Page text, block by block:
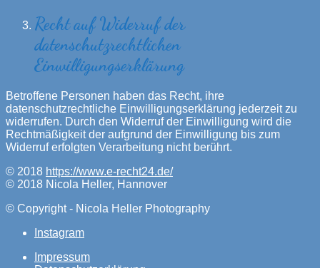
Recht auf Widerruf der
datenschutzrechtlichen
Einwilligungserklärung
Betroffene Personen haben das Recht, ihre
datenschutzrechtliche Einwilligungserklärung jederzeit zu
widerrufen. Durch den Widerruf der Einwilligung wird die
Rechtmäßigkeit der aufgrund der Einwilligung bis zum
Widerruf erfolgten Verarbeitung nicht berührt.
© 2018 https://www.e-recht24.de/
© 2018 Nicola Heller, Hannover
© Copyright - Nicola Heller Photography
Instagram
Impressum